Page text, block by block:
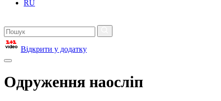
RU
Відкрити у додатку
Одруження наосліп